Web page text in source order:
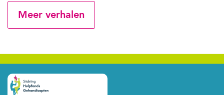
Meer verhalen